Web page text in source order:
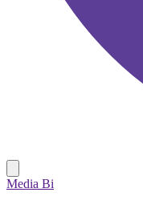
Media Bi